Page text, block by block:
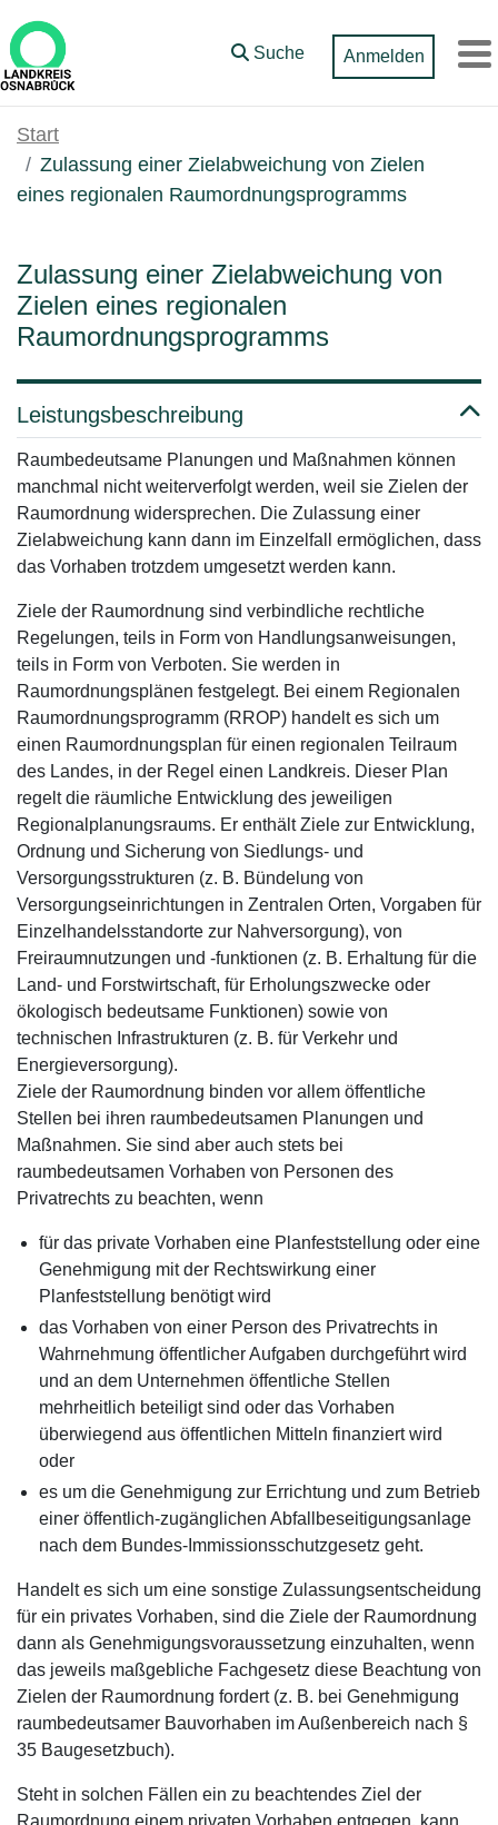
Zum Hauptinhalt springen
Suche Anmelden
Start
Zulassung einer Zielabweichung von Zielen
eines regionalen Raumordnungsprogramms
Zulassung einer Zielabweichung von
Zielen eines regionalen
Raumordnungsprogramms
Leistungsbeschreibung
Raumbedeutsame Planungen und Maßnahmen können
manchmal nicht weiterverfolgt werden, weil sie Zielen der
Raumordnung widersprechen. Die Zulassung einer
Zielabweichung kann dann im Einzelfall ermöglichen, dass
das Vorhaben trotzdem umgesetzt werden kann.
Ziele der Raumordnung sind verbindliche rechtliche
Regelungen, teils in Form von Handlungsanweisungen,
teils in Form von Verboten. Sie werden in
Raumordnungsplänen festgelegt. Bei einem Regionalen
Raumordnungsprogramm (RROP) handelt es sich um
einen Raumordnungsplan für einen regionalen Teilraum
des Landes, in der Regel einen Landkreis. Dieser Plan
regelt die räumliche Entwicklung des jeweiligen
Regionalplanungsraums. Er enthält Ziele zur Entwicklung,
Ordnung und Sicherung von Siedlungs- und
Versorgungsstrukturen (z. B. Bündelung von
Versorgungseinrichtungen in Zentralen Orten, Vorgaben für
Einzelhandelsstandorte zur Nahversorgung), von
Freiraumnutzungen und -funktionen (z. B. Erhaltung für die
Land- und Forstwirtschaft, für Erholungszwecke oder
ökologisch bedeutsame Funktionen) sowie von
technischen Infrastrukturen (z. B. für Verkehr und
Energieversorgung).
Ziele der Raumordnung binden vor allem öffentliche
Stellen bei ihren raumbedeutsamen Planungen und
Maßnahmen. Sie sind aber auch stets bei
raumbedeutsamen Vorhaben von Personen des
Privatrechts zu beachten, wenn
für das private Vorhaben eine Planfeststellung oder eine
Genehmigung mit der Rechtswirkung einer
Planfeststellung benötigt wird
das Vorhaben von einer Person des Privatrechts in
Wahrnehmung öffentlicher Aufgaben durchgeführt wird
und an dem Unternehmen öffentliche Stellen
mehrheitlich beteiligt sind oder das Vorhaben
überwiegend aus öffentlichen Mitteln finanziert wird
oder
es um die Genehmigung zur Errichtung und zum Betrieb
einer öffentlich-zugänglichen Abfallbeseitigungsanlage
nach dem Bundes-Immissionsschutzgesetz geht.
Handelt es sich um eine sonstige Zulassungsentscheidung
für ein privates Vorhaben, sind die Ziele der Raumordnung
dann als Genehmigungsvoraussetzung einzuhalten, wenn
das jeweils maßgebliche Fachgesetz diese Beachtung von
Zielen der Raumordnung fordert (z. B. bei Genehmigung
raumbedeutsamer Bauvorhaben im Außenbereich nach §
35 Baugesetzbuch).
Steht in solchen Fällen ein zu beachtendes Ziel der
Raumordnung einem privaten Vorhaben entgegen, kann